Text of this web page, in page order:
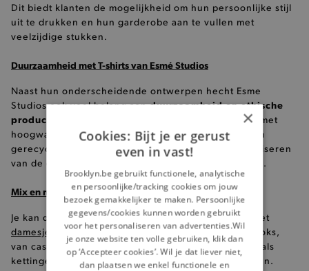
Dit biedt klanten de mogelijkheid om hun persoonlijke stijl
uit te drukken en hun garderobe aan te vullen met
veelzijdige stukken.
Duurzaamheid met T-shirts van Esmé Studios
Naast hun onderscheidende ontwerpen hecht Esme
Studios ook veel belang aanduurzaamheid en ethische
productiepraktijken
. Elk T-shirt wordt vervaardigd met
hoogwaardige materialen, zoals organisch katoen en
gerecyclede stoffen, met aandacht voor het minimaliseren
van de ecologische impact van hun productieproces.
Mix en match met T-shirts van Esmé Studios
Je kan deze T-shirts van Esme studios combineren met
damesjeans, eenrokof shorts voor verschillende looks,
van casual tot chic. Voegaccessoires voor dames
zoals
kettingen of armbanden toe om je stijl te accentueren.
×
Cookies: Bijt je er gerust
even in vast!
Brooklyn.be gebruikt functionele, analytische
en persoonlijke/tracking cookies om jouw
bezoek gemakkelijker te maken. Persoonlijke
gegevens/cookies kunnen worden gebruikt
voor het personaliseren van advertenties.Wil
je onze website ten volle gebruiken, klik dan
op ‘Accepteer cookies’. Wil je dat liever niet,
dan plaatsen we enkel functionele en